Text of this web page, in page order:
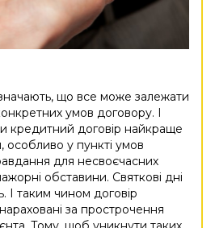
що все може залежати
умов договору. І
кредитний договір найкраще
особливо у пункті умов
для несвоєчасних
обставини. Святкові дні
І таким чином договір
за прострочення